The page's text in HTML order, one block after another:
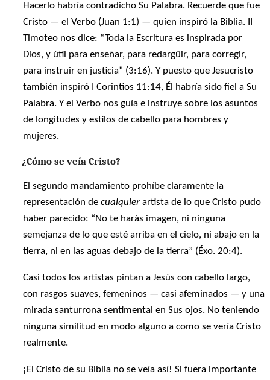
Hacerlo habría contradicho Su Palabra. Recuerde que fue
Cristo — el Verbo (Juan 1:1) — quien inspiró la Biblia. II
Timoteo nos dice: “Toda la Escritura es inspirada por
Dios, y útil para enseñar, para redargüir, para corregir,
para instruir en justicia” (3:16). Y puesto que Jesucristo
también inspiró I Corintios 11:14, Él habría sido fiel a Su
Palabra. Y el Verbo nos guía e instruye sobre los asuntos
de longitudes y estilos de cabello para hombres y
mujeres.
¿Cómo se veía Cristo?
El segundo mandamiento prohíbe claramente la
representación decualquier artista de lo que Cristo pudo
haber parecido: “No te harás imagen, ni ninguna
semejanza de lo que esté arriba en el cielo, ni abajo en la
tierra, ni en las aguas debajo de la tierra” (Éxo. 20:4).
Casi todos los artistas pintan a Jesús con cabello largo,
con rasgos suaves, femeninos — casi afeminados — y una
mirada santurrona sentimental en Sus ojos. No teniendo
ninguna similitud en modo alguno a como se vería Cristo
realmente.
¡El Cristo de su Biblia no se veía así! Si fuera importante